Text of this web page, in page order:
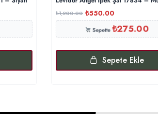
₺1,200.00 ₺550.00
Sepette₺275.00
Sepete Ekle